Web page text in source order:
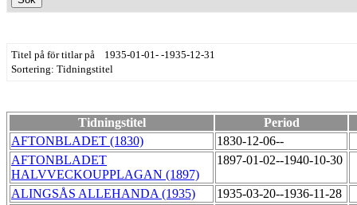
Titel på för titlar på 1935-01-01- -1935-12-31
Sortering: Tidningstitel
Tidningstitel
Period
AFTONBLADET (1830)
1830-12-06--
AFTONBLADET
HALVVECKOUPPLAGAN (1897)
1897-01-02--1940-10-30
ALINGSÅS ALLEHANDA (1935)
1935-03-20--1936-11-28